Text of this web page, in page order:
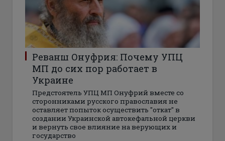
Реванш Онуфрия: Почему УПЦ
МП до сих пор работает в
Украине
Предстоятель УПЦ МП Онуфрий вместе со
сторонниками русского православия не
оставляет попыток осуществить "откат" в
создании Украинской автокефальной церкви
и вернуть свое влияние на верующих и
государство